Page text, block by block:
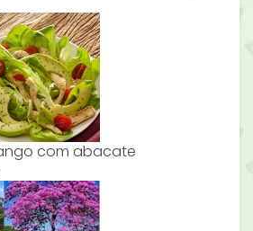
com abacate